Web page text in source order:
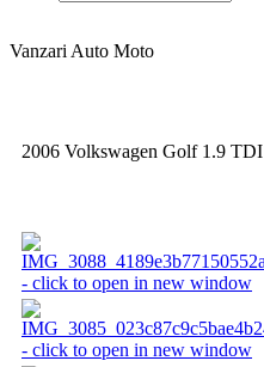
Vanzari Auto Moto
2006 Volkswagen Golf 1.9 TDI